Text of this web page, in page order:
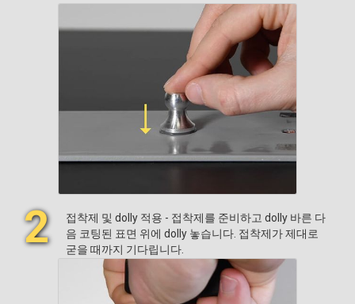
2
접착제 및 dolly 적용 - 접착제를 준비하고 dolly 바른 다
음 코팅된 표면 위에 dolly 놓습니다. 접착제가 제대로
굳을 때까지 기다립니다.